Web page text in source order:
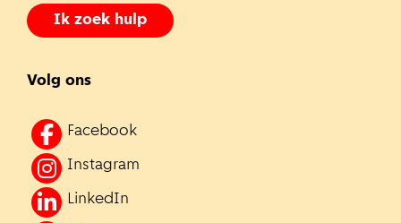
Ik zoek hulp
Volg ons
Facebook
Instagram
LinkedIn